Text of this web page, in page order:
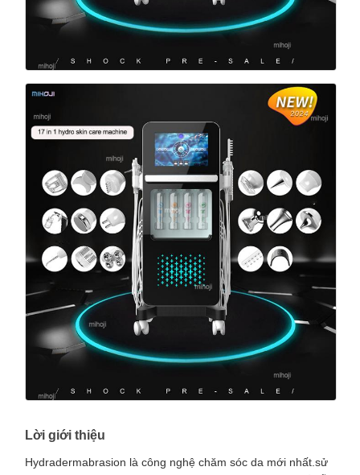
Lời giới thiệu
Hydradermabrasion là công nghệ chăm sóc da mới nhất.sử